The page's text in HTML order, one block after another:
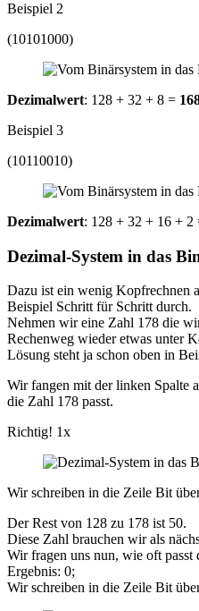
Beispiel 2
(10101000)
Dezimalwert: 128 + 32 + 8 =
Beispiel 3
(10110010)
Dezimalwert: 128 + 32 + 16 + 2
Dezimal-System in das
Dazu ist ein wenig Kopfrechnen
Beispiel Schritt für Schritt durch.
Nehmen wir eine Zahl 178 die
Rechenweg wieder etwas unter
Lösung steht ja schon oben in
Wir fangen mit der linken Spalte
die Zahl 178 passt.
Richtig! 1x
Wir schreiben in die Zeile Bit
Der Rest von 128 zu 178 ist 50.
Diese Zahl brauchen wir als
Wir fragen uns nun, wie oft passt
Ergebnis: 0;
Wir schreiben in die Zeile Bit